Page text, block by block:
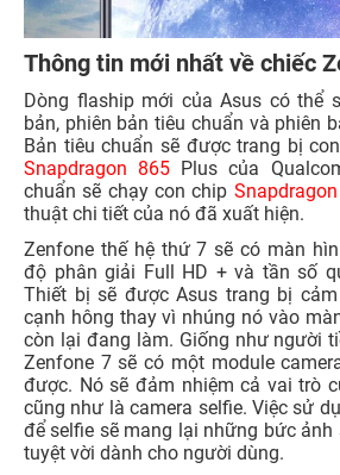
Thông tin mới nhất về chiếc
Dòng flaship mới của Asus có thể
bản, phiên bản tiêu chuẩn và phiên
Bản tiêu chuẩn sẽ được trang bị
Snapdragon 865 Plus của
chuẩn sẽ chạy con chip
thuật chi tiết của nó đã xuất hiện.
Zenfone thế hệ thứ 7 sẽ có màn
độ phân giải Full HD + và tần số
Thiết bị sẽ được Asus trang bị
cạnh hông thay vì nhúng nó vào
còn lại đang làm. Giống như người
Zenfone 7 sẽ có một module
được. Nó sẽ đảm nhiệm cả vai trò
cũng như là camera selfie. Việc sử
để selfie sẽ mang lại những bức
tuyệt vời dành cho người dùng.